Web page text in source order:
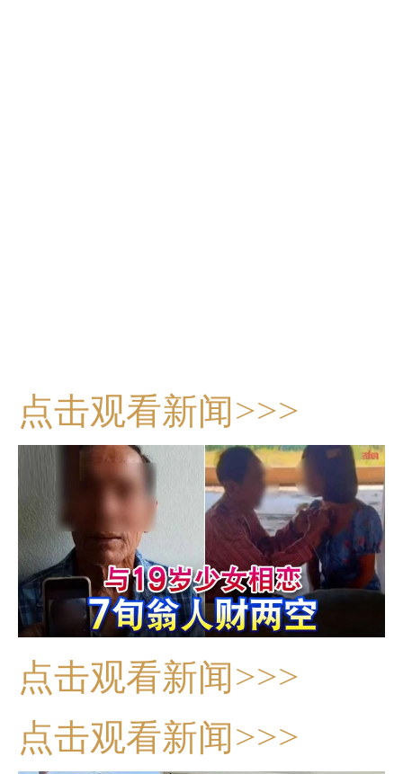
点击观看新闻>>>
点击观看新闻>>>
点击观看新闻>>>